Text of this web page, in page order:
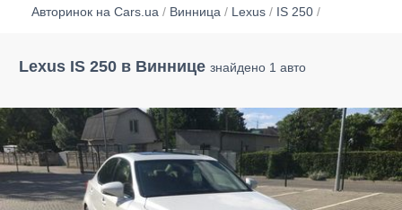
Авторинок на Cars.ua / Винница / Lexus / IS 250 /
Lexus IS 250 в Виннице знайдено 1 авто